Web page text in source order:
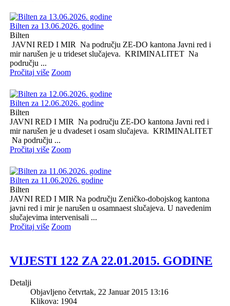
Bilten za 13.06.2026. godine
Bilten
JAVNI RED I MIR Na području ZE-DO kantona Javni red i
mir narušen je u trideset slučajeva. KRIMINALITET Na
području ...
Pročitaj više Zoom
Bilten za 12.06.2026. godine
Bilten
JAVNI RED I MIR Na području ZE-DO kantona Javni red i
mir narušen je u dvadeset i osam slučajeva. KRIMINALITET
Na području ...
Pročitaj više Zoom
Bilten za 11.06.2026. godine
Bilten
JAVNI RED I MIR Na području Zeničko-dobojskog kantona
javni red i mir je narušen u osamnaest slučajeva. U navedenim
slučajevima intervenisali ...
Pročitaj više Zoom
VIJESTI 122 ZA 22.01.2015. GODINE
Detalji
Objavljeno četvrtak, 22 Januar 2015 13:16
Klikova: 1904